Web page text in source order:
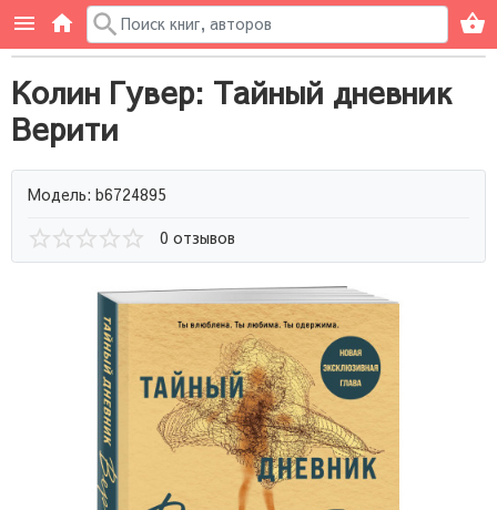
Колин Гувер: Тайный дневник
Верити
Модель: b6724895
0 отзывов